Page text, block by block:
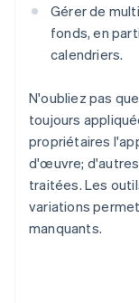
Gérer de
fonds, en
calendriers.
N'oubliez pas
toujours
propriétaires
d'œuvre;
traitées. Les
variations
manquants.